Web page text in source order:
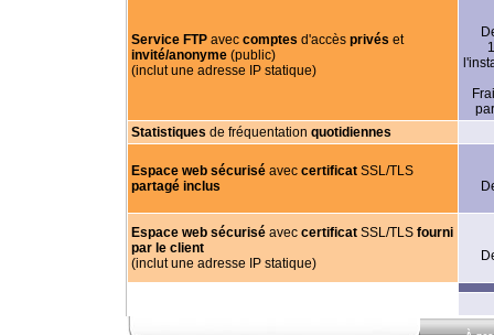
Service FTPavec comptes d'accès privés et
invité/anonyme(public)
(inclut une adresse IP statique)
Statistiques de fréquentation quotidiennes
Espace web sécuriséavec certificatSSL/TLS
partagé inclus
Espace web sécuriséavec certificatSSL/TLS fourni
par le client
(inclut une adresse IP statique)